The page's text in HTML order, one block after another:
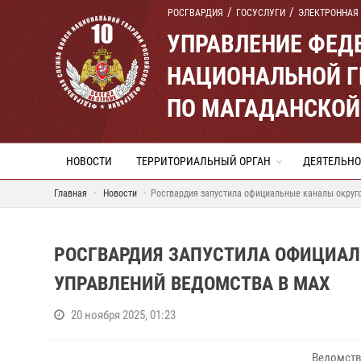
РОСГВАРДИЯ ГОСУСЛУГИ
УПРАВЛЕНИЕ
НАЦИОНАЛЬНОЙ
ПО
НОВОСТИ ТЕРРИТОРИАЛЬНЫЙ ОРГАН
Главная Новости Росгвардия запустила официальные каналы
РОСГВАРДИЯ ЗАПУСТИЛА
УПРАВЛЕНИЙ ВЕДОМСТВА В MAX
20 ноября 2025, 01:23